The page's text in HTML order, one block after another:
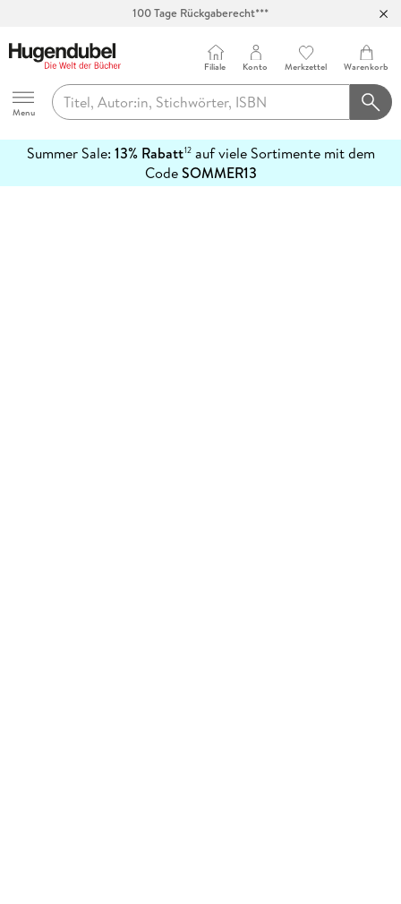
100 Tage Rückgaberecht***
Hugendubel
Menu
Filiale Konto Merkzettel Warenkorb
Summer Sale: 13% Rabatt12auf viele Sortimente mit dem
CodeSOMMER13
erfahren